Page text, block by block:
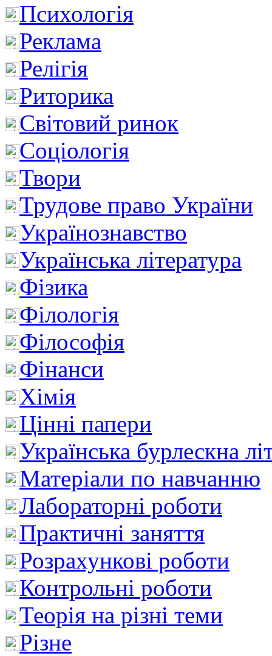
Психологія
Реклама
Релігія
Риторика
Світовий ринок
Соціологія
Твори
Трудове право України
Українознавство
Українська література
Фізика
Філологія
Філософія
Фінанси
Хімія
Цінні папери
Українська бурлескна
Матеріали по навчанню
Лабораторні роботи
Практичні заняття
Розрахункові роботи
Контрольні роботи
Теорія на різні теми
Різне